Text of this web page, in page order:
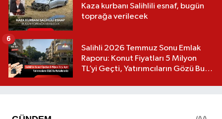
Kaza kurbanı Salihlili esnaf, bugün
toprağa verilecek
Salihli 2026 Temmuz Sonu Emlak
Raporu: Konut Fiyatları 5 Milyon
TL’yi Geçti, Yatırımcıların Gözü Bu
6